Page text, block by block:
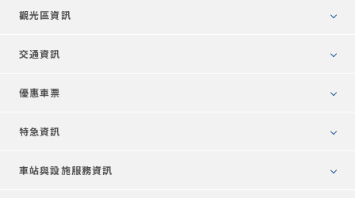
觀光區資訊
交通資訊
優惠車票
特急資訊
車站與設施服務資訊